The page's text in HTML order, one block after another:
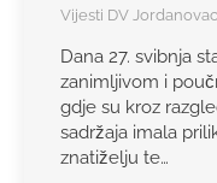
Vijesti DV
Dana 27. svibnja
zanimljivom i
gdje su kroz
sadržaja imala
znatiželju te…